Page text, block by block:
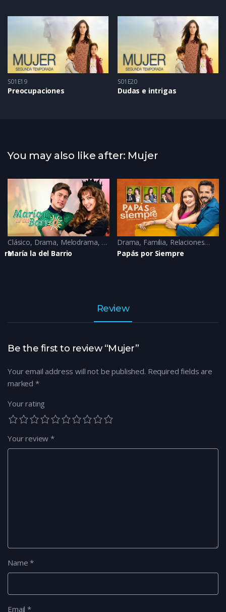
S01E19
Preocupaciones
S01E20
Dudas e intrigas
You may also like after: Mujer
2020
Clásico, Drama, Melodrama, Romance
María la del Barrio
Drama, Familia, Relaciones
Papás por Siempre
Review
Be the first to review “Mujer”
Your email address will not be published. Required fields are
marked *
Your rating
Your review*
Name*
Email*